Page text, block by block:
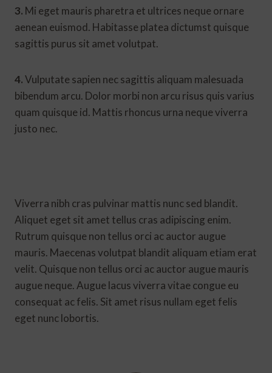
3. Mi eget mauris pharetra et ultrices neque ornare
aenean euismod. Habitasse platea dictumst quisque
sagittis purus sit amet volutpat.
4.Vulputate sapien nec sagittis aliquam malesuada
bibendum arcu. Dolor morbi non arcu risus quis varius
quam quisque id. Mattis rhoncus urna neque viverra
justo nec.
Viverra nibh cras pulvinar mattis nunc sed blandit.
Aliquet eget sit amet tellus cras adipiscing enim.
Rutrum quisque non tellus orci ac auctor augue
mauris. Maecenas volutpat blandit aliquam etiam erat
velit. Quisque non tellus orci ac auctor augue mauris
augue neque. Augue lacus viverra vitae congue eu
consequat ac felis. Sit amet risus nullam eget felis
eget nunc lobortis.